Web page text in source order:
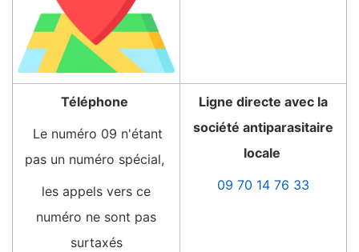
Téléphone
Le numéro 09 n'étant
pas un numéro spécial,
les appels vers ce
numéro ne sont pas
surtaxés
Ligne directe avec la
société antiparasitaire
locale
09 70 14 76 33